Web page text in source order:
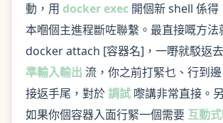
動，用 docker exec 開個新 shell 係得
本嗰個主進程斷咗聯繫。最直接嘅方法
docker attach [容器名]，一嘢就駁返
準輸入輸出 流，你之前打緊乜、行到
接返手尾，對於調試 嚟講非常直接。
如果你個容器入面行緊一個需要 互動